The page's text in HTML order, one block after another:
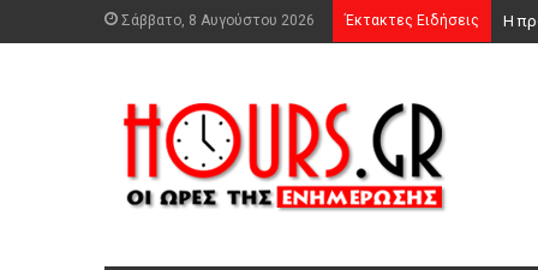
Σάββατο, 8 Αυγούστου 2026 Έκτακτες Ειδήσεις